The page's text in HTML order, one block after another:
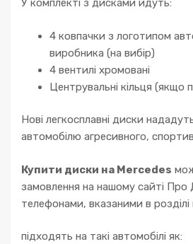
У комплекті з дисками йдуть:
4 ковпачки з логотипом
виробника (на вибір)
4 вентилі хромовані
Центрувальні кільця (якщо
Нові легкосплавні диски
автомобілю агресивного,
Купити диски на Mercedes
замовлення на нашому сайті Про
телефонами, вказаними в розділі
підходять на такі автомобілі як: